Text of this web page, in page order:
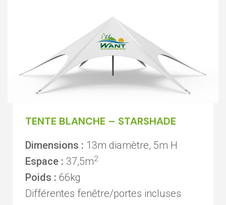
TENTE BLANCHE – STARSHADE
Dimensions : 13m diamètre, 5m H
Espace : 37,5m2
Poids : 66kg
Différentes fenêtre/portes incluses